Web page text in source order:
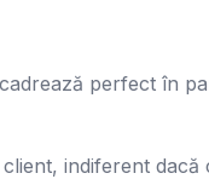
perfect în
indiferent dacă